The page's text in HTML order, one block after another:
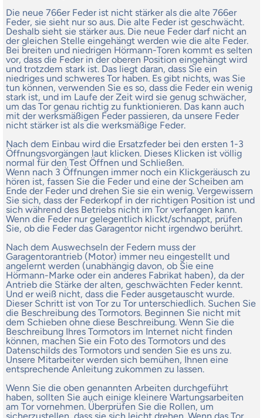
Die neue 766er Feder ist nicht stärker als die alte 766er
Feder, sie sieht nur so aus. Die alte Feder ist geschwächt.
Deshalb sieht sie stärker aus. Die neue Feder darf nicht an
der gleichen Stelle eingehängt werden wie die alte Feder.
Bei breiten und niedrigen Hörmann-Toren kommt es selten
vor, dass die Feder in der oberen Position eingehängt wird
und trotzdem stark ist. Das liegt daran, dass Sie ein
niedriges und schweres Tor haben. Es gibt nichts, was Sie
tun können, verwenden Sie es so, dass die Feder ein wenig
stark ist, und im Laufe der Zeit wird sie genug schwächer,
um das Tor genau richtig zu funktionieren. Das kann auch
mit der werksmäßigen Feder passieren, da unsere Feder
nicht stärker ist als die werksmäßige Feder.
Nach dem Einbau wird die Ersatzfeder bei den ersten 1-3
Öffnungsvorgängen laut klicken. Dieses Klicken ist völlig
normal für den Test Öffnen und Schließen.
Wenn nach 3 Öffnungen immer noch ein Klickgeräusch zu
hören ist, fassen Sie die Feder und eine der Scheiben am
Ende der Feder und drehen Sie sie ein wenig. Vergewissern
Sie sich, dass der Federkopf in der richtigen Position ist und
sich während des Betriebs nicht im Tor verfangen kann.
Wenn die Feder nur gelegentlich klickt/schnappt, prüfen
Sie, ob die Feder das Garagentor nicht irgendwo berührt.
Nach dem Auswechseln der Federn muss der
Garagentorantrieb (Motor) immer neu eingestellt und
angelernt werden (unabhängig davon, ob Sie eine
Hörmann-Marke oder ein anderes Fabrikat haben), da der
Antrieb die Stärke der alten, geschwächten Feder kennt.
Und er weiß nicht, dass die Feder ausgetauscht wurde.
Dieser Schritt ist von Tor zu Tor unterschiedlich. Suchen Sie
die Beschreibung des Tormotors. Beginnen Sie nicht mit
dem Schieben ohne diese Beschreibung. Wenn Sie die
Beschreibung Ihres Tormotors im Internet nicht finden
können, machen Sie ein Foto des Tormotors und des
Datenschilds des Tormotors und senden Sie es uns zu.
Unsere Mitarbeiter werden sich bemühen, Ihnen eine
entsprechende Anleitung zukommen zu lassen.
Wenn Sie die oben genannten Arbeiten durchgeführt
haben, sollten Sie auch einige kleinere Wartungsarbeiten
am Tor vornehmen. Überprüfen Sie die Rollen, um
sicherzustellen, dass sie sich leicht drehen. Wenn das Tor